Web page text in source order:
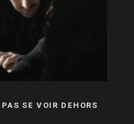
SE VOIR DEHORS